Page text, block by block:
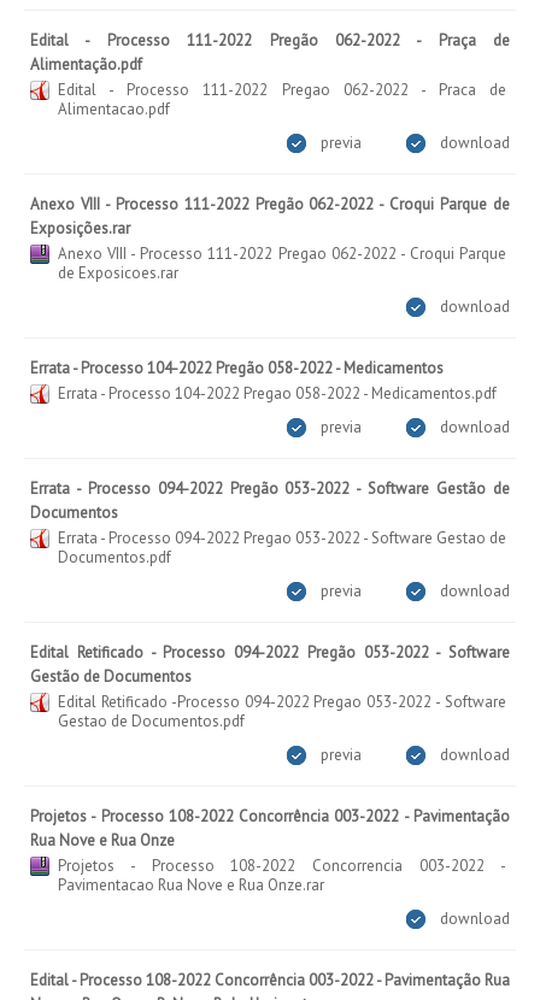
Edital - Processo 111-2022 Pregão 062-2022 - Praça de
Alimentação.pdf
Edital - Processo 111-2022 Pregao 062-2022 - Praca de
Alimentacao.pdf
download
previa
Anexo VIII - Processo 111-2022 Pregão 062-2022 - Croqui Parque de
Exposições.rar
Anexo VIII - Processo 111-2022 Pregao 062-2022 - Croqui Parque
de Exposicoes.rar
download
Errata - Processo 104-2022 Pregão 058-2022 - Medicamentos
Errata - Processo 104-2022 Pregao 058-2022 - Medicamentos.pdf
download
previa
Errata - Processo 094-2022 Pregão 053-2022 - Software Gestão de
Documentos
Errata - Processo 094-2022 Pregao 053-2022 - Software Gestao de
Documentos.pdf
download
previa
Edital Retificado - Processo 094-2022 Pregão 053-2022 - Software
Gestão de Documentos
Edital Retificado -Processo 094-2022 Pregao 053-2022 - Software
Gestao de Documentos.pdf
download
previa
Projetos - Processo 108-2022 Concorrência 003-2022 - Pavimentação
Rua Nove e Rua Onze
Projetos - Processo 108-2022 Concorrencia 003-2022 -
Pavimentacao Rua Nove e Rua Onze.rar
download
Edital - Processo 108-2022 Concorrência 003-2022 - Pavimentação Rua